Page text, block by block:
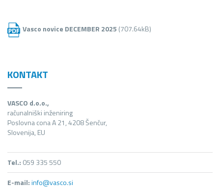
Vasco novice DECEMBER 2025 (707.64kB)
KONTAKT
VASCO d.o.o.,
računalniški inženiring
Poslovna cona A 21, 4208 Šenčur,
Slovenija, EU
Tel.: 059 335 550
E-mail:info@vasco.si